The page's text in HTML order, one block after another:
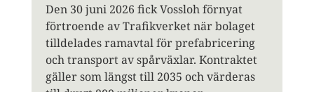
Den 30 juni 2026 fick Vossloh förnyat
förtroende av Trafikverket när bolaget
tilldelades ramavtal för prefabricering
och transport av spårväxlar. Kontraktet
gäller som längst till 2035 och värderas